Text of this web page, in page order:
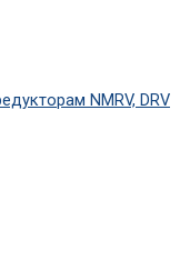
NMRV, DRV